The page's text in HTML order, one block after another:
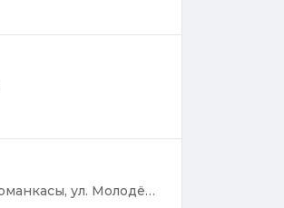
М7, 636 км слева, д. Вурманкасы, ул. Молодёжная, 46